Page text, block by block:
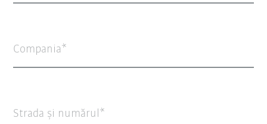
Compania
Strada şi numărul